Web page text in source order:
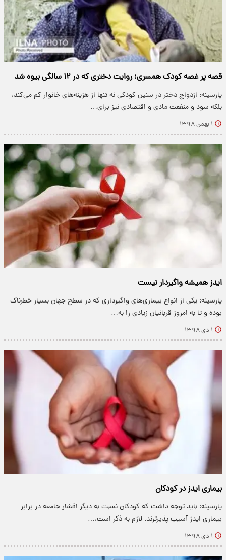
قصه پر غصه کودک همسری؛ روایت دختری که در ۱۲ سالگی بیوه شد
پارسینه: ازدواج دختر در سنین کودکی نه تنها از هزینه‌های خانوار کم می‌کند،
بلکه سود و منفعت مادی و اقتصادی نیز برای…
۱ بهمن ۱۳۹۸
ایدز همیشه واگیردار نیست
پارسینه: یکی از انواع بیماری‌های واگیرداری که در سطح جهان بسیار خطرناک
بوده و تا به امروز قربانیان زیادی را به…
۱ دی ۱۳۹۸
بیماری ایدز در کودکان
پارسینه: باید توجه داشت که کودکان نسبت به دیگر اقشار جامعه در برابر
بیماری ایدز آسیب پذیرترند. لازم به ذکر است،…
۱ دی ۱۳۹۸